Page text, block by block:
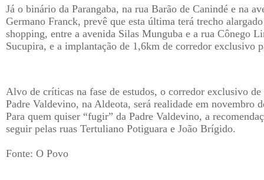
Já o binário da Parangaba, na rua Barão de Canindé e na
Germano Franck, prevê que esta última terá trecho
shopping, entre a avenida Silas Munguba e a rua Cônego
Sucupira, e a implantação de 1,6km de corredor exclusivo
Alvo de críticas na fase de estudos, o corredor exclusivo de
Padre Valdevino, na Aldeota, será realidade em novembro
Para quem quiser “fugir” da Padre Valdevino, a
seguir pelas ruas Tertuliano Potiguara e João Brígido.
Fonte: O Povo